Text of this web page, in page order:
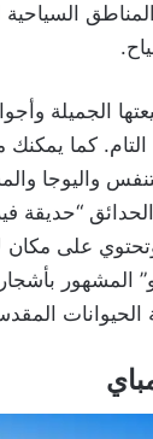
السياحية
الجميلة
التام. كما
واليوجا
“حديقة
وتحتوي على مكان
المشهور
الحيوانات